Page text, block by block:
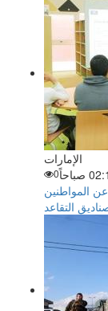
الإمارات
0
المواطنين
التقاعد